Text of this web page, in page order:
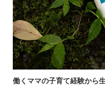
働くママの子育て経験から